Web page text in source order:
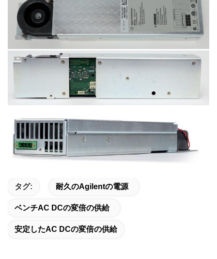
タグ: 耐久のAgilentの電源
ベンチAC DCの変倍の供給
安定したAC DCの変倍の供給